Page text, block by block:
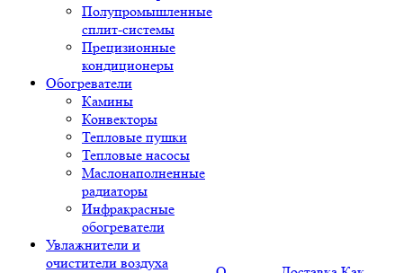
Полупромышленные
сплит-системы
Прецизионные
кондиционеры
Обогреватели
Камины
Конвекторы
Тепловые пушки
Тепловые насосы
Маслонаполненные
радиаторы
Инфракрасные
обогреватели
Увлажнители и
очистители воздуха